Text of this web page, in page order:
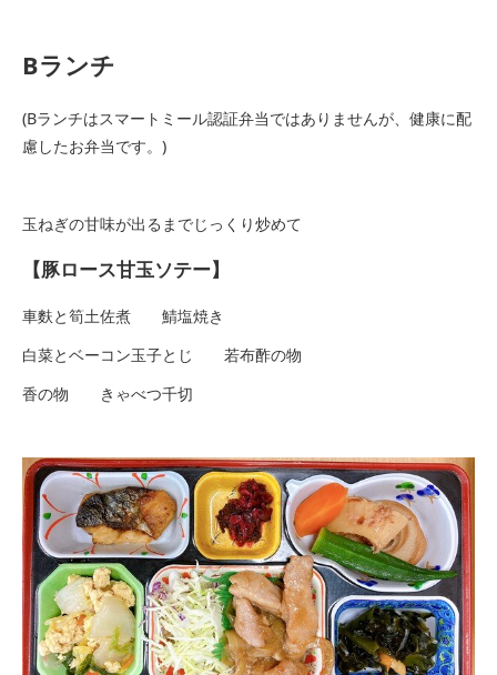
Bランチ
(Bランチはスマートミール認証弁当ではありませんが、健康に配
慮したお弁当です。)
玉ねぎの甘味が出るまでじっくり炒めて
【豚ロース甘玉ソテー】
車麩と筍土佐煮 鯖塩焼き
白菜とベーコン玉子とじ 若布酢の物
香の物 きゃべつ千切